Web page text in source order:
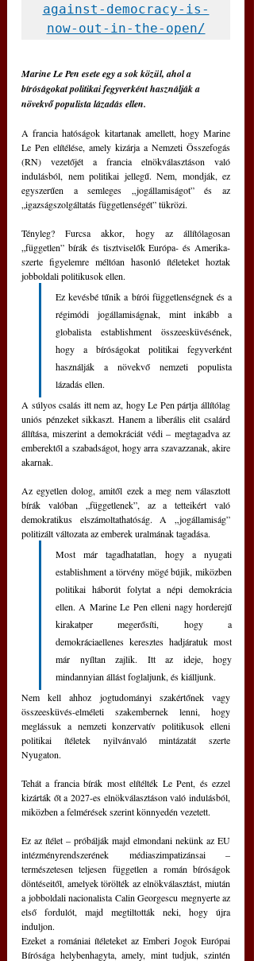
against-democracy-is-
now-out-in-the-open/
Marine Le Pen esete egy a sok közül, ahol a
bíróságokat politikai fegyverként használják a
növekvő populista lázadás ellen.
A francia hatóságok kitartanak amellett, hogy Marine
Le Pen elítélése, amely kizárja a Nemzeti Összefogás
(RN) vezetőjét a francia elnökválasztáson való
indulásból, nem politikai jellegű. Nem, mondják, ez
egyszerűen a semleges „jogállamiságot” és az
„igazságszolgáltatás függetlenségét” tükrözi.
Tényleg? Furcsa akkor, hogy az állítólagosan
„független” bírák és tisztviselők Európa- és Amerika-
szerte figyelemre méltóan hasonló ítéleteket hoztak
jobboldali politikusok ellen.
Ez kevésbé tűnik a bírói függetlenségnek és a
régimódi jogállamiságnak, mint inkább a
globalista establishment összeesküvésének,
hogy a bíróságokat politikai fegyverként
használják a növekvő nemzeti populista
lázadás ellen.
A súlyos csalás itt nem az, hogy Le Pen pártja állítólag
uniós pénzeket sikkaszt. Hanem a liberális elit csalárd
állítása, miszerint a demokráciát védi – megtagadva az
emberektől a szabadságot, hogy arra szavazzanak, akire
akarnak.
Az egyetlen dolog, amitől ezek a meg nem választott
bírák valóban „függetlenek”, az a tetteikért való
demokratikus elszámoltathatóság. A „jogállamiság”
politizált változata az emberek uralmának tagadása.
Most már tagadhatatlan, hogy a nyugati
establishment a törvény mögé bújik, miközben
politikai háborút folytat a népi demokrácia
ellen. A Marine Le Pen elleni nagy horderejű
kirakatper megerősíti, hogy a
demokráciaellenes keresztes hadjáratuk most
már nyíltan zajlik. Itt az ideje, hogy
mindannyian állást foglaljunk, és kiálljunk.
Nem kell ahhoz jogtudományi szakértőnek vagy
összeesküvés-elméleti szakembernek lenni, hogy
meglássuk a nemzeti konzervatív politikusok elleni
politikai ítéletek nyilvánvaló mintázatát szerte
Nyugaton.
Tehát a francia bírák most elítélték Le Pent, és ezzel
kizárták őt a 2027-es elnökválasztáson való indulásból,
miközben a felmérések szerint könnyedén vezetett.
Ez az ítélet – próbálják majd elmondani nekünk az EU
intézményrendszerének médiaszimpatizánsai –
természetesen teljesen független a román bíróságok
döntéseitől, amelyek törölték az elnökválasztást, miután
a jobboldali nacionalista Calin Georgescu megnyerte az
első fordulót, majd megtiltották neki, hogy újra
induljon.
Ezeket a romániai ítéleteket az Emberi Jogok Európai
Bírósága helybenhagyta, amely, mint tudjuk, szintén